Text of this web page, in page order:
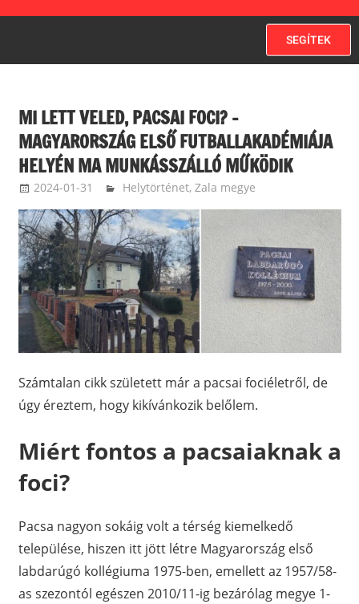
SEGÍTEK
MI LETT VELED, PACSAI FOCI? –
MAGYARORSZÁG ELSŐ FUTBALLAKADÉMIÁJA
HELYÉN MA MUNKÁSSZÁLLÓ MŰKÖDIK
2024-01-31 langdavid
Helytörténet, Zala megye
Számtalan cikk született már a pacsai fociéletről, de
úgy éreztem, hogy kikívánkozik belőlem.
Miért fontos a pacsaiaknak a
foci?
Pacsa nagyon sokáig volt a térség kiemelkedő
települése, hiszen itt jött létre Magyarország első
labdarúgó kollégiuma 1975-ben, emellett az 1957/58-
as szezontól egészen 2010/11-ig bezárólag megye 1-